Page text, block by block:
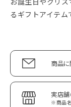
るギフトアイテム
商品
実店
※商品